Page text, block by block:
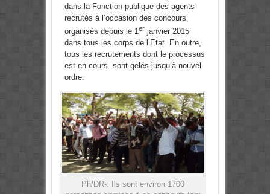
dans la Fonction publique des agents
recrutés à l’occasion des concours
organisés depuis le 1er janvier 2015
dans tous les corps de l’Etat. En outre,
tous les recrutements dont le processus
est en cours sont gelés jusqu’à nouvel
ordre.
Ph/DR-: Ils sont environ 1700